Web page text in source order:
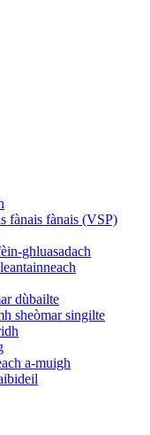
fànais fànais (VSP)
ghluasadach
dùbailte
sheòmar singilte
a-muigh